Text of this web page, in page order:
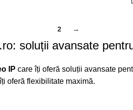
2 →
soluții avansate
IP care îți oferă soluții avansate
oferă flexibilitate maximă.